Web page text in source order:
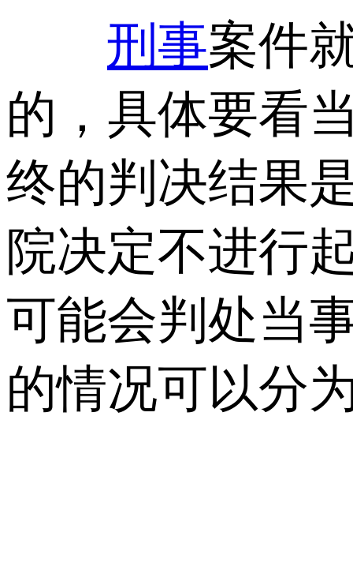
刑事案件
的，具体要看
终的判决结果
院决定不进行
可能会判处当
的情况可以分